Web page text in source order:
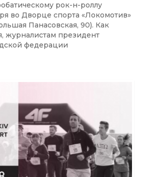
рок-н-роллу
во Дворце спорта «Локомотив»
Панасовская, 90). Как
журналистам президент
федерации